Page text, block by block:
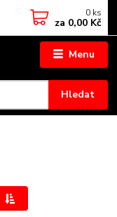
Menu
Hledat
0 ks
za 0,00 Kč